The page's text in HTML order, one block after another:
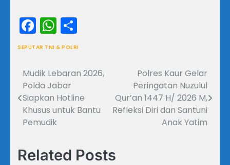
Facebook
WhatsApp
SEPUTAR TNI & POLRI
Navigasi
pos
Mudik Lebaran 2026,
Polda Jabar
Siapkan Hotline
Khusus untuk Bantu
Pemudik
Polres Kaur Gelar
Peringatan Nuzulul
Qur’an 1447 H/ 2026 M,
Refleksi Diri dan Santuni
Anak Yatim
Related Posts